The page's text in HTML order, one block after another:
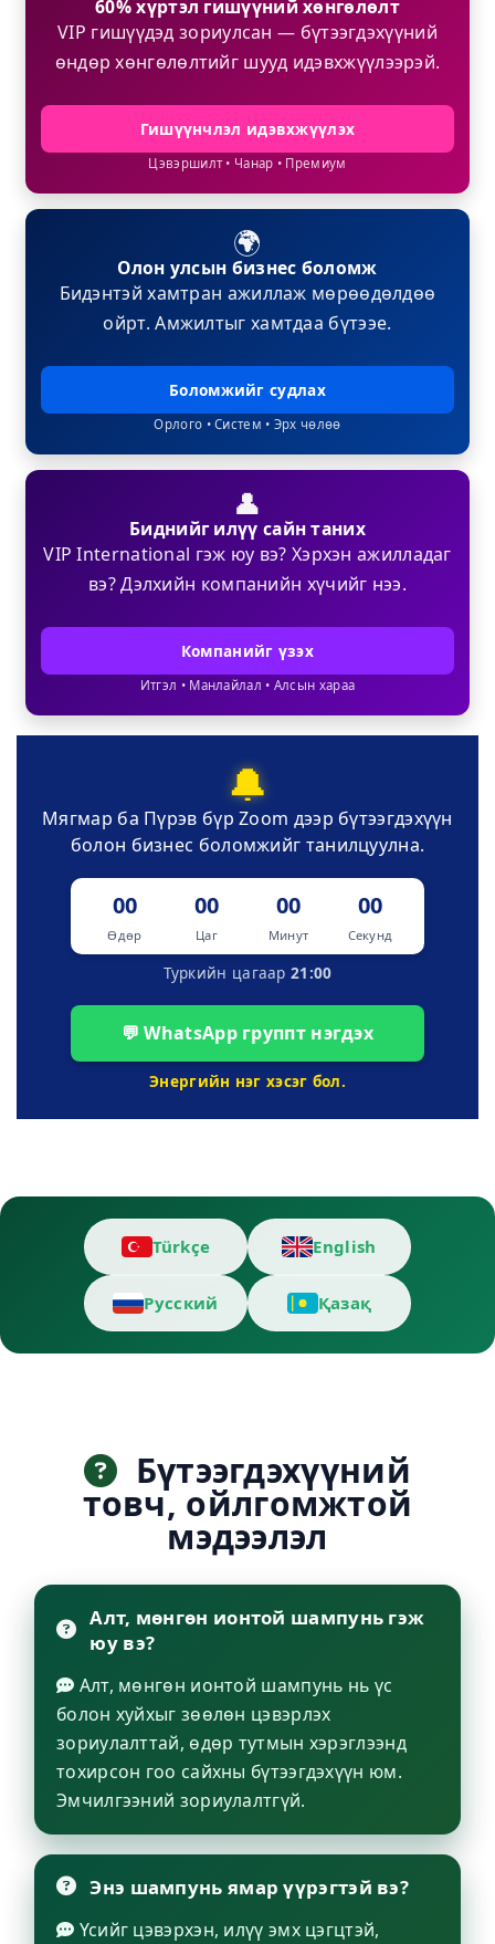
60% хүртэл гишүүний хөнгөлөлт
VIP гишүүдэд зориулсан — бүтээгдэхүүний
өндөр хөнгөлөлтийг шууд идэвхжүүлээрэй.
Гишүүнчлэл идэвхжүүлэх
Цэвэршилт • Чанар • Премиум
🌍
Олон улсын бизнес боломж
Бидэнтэй хамтран ажиллаж мөрөөдөлдөө
ойрт. Амжилтыг хамтдаа бүтээе.
Боломжийг судлах
Орлого • Систем • Эрх чөлөө
👤
Биднийг илүү сайн таних
VIP International гэж юу вэ? Хэрхэн ажилладаг
вэ? Дэлхийн компанийн хүчийг нээ.
Компанийг үзэх
Итгэл • Манлайлал • Алсын хараа
🔔
Мягмар ба Пүрэв бүр Zoom дээр бүтээгдэхүүн
болон бизнес боломжийг танилцуулна.
00
Өдөр
00
Цаг
00
Минут
00
Секунд
Туркийн цагаар 21:00
💬 WhatsApp группт нэгдэх
Энергийн нэг хэсэг бол.
Türkçe English
Русский Қазақ
Бүтээгдэхүүний
товч, ойлгомжтой
мэдээлэл
Алт, мөнгөн ионтой шампунь гэж
юу вэ?
Алт, мөнгөн ионтой шампунь нь үс
болон хуйхыг зөөлөн цэвэрлэх
зориулалттай, өдөр тутмын хэрэглээнд
тохирсон гоо сайхны бүтээгдэхүүн юм.
Эмчилгээний зориулалтгүй.
Энэ шампунь ямар үүрэгтэй вэ?
Үсийг цэвэрхэн, илүү эмх цэгцтэй,